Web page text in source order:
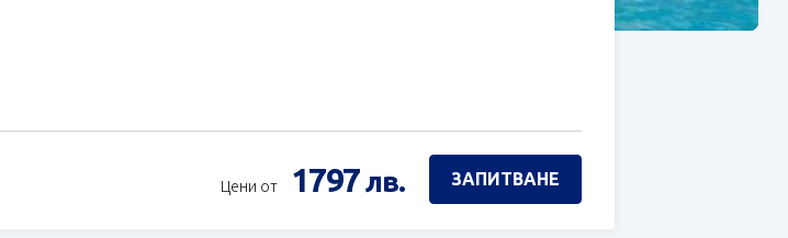
Цени от 1797лв. ЗАПИТВАНЕ